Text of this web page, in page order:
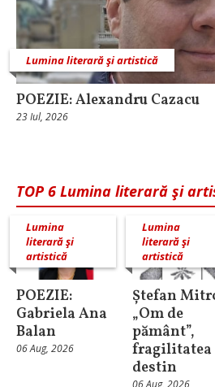
Lumina literară şi artistică
POEZIE: Alexandru Cazacu
23 Iul, 2026
TOP 6 Lumina literară şi
Lumina
literară şi
artistică
POEZIE:
Gabriela Ana
Balan
06 Aug, 2026
Lumina
literară şi
artistică
Ștefan
„Om de
pământ”,
fragilitatea
destin
06 Aug, 2026